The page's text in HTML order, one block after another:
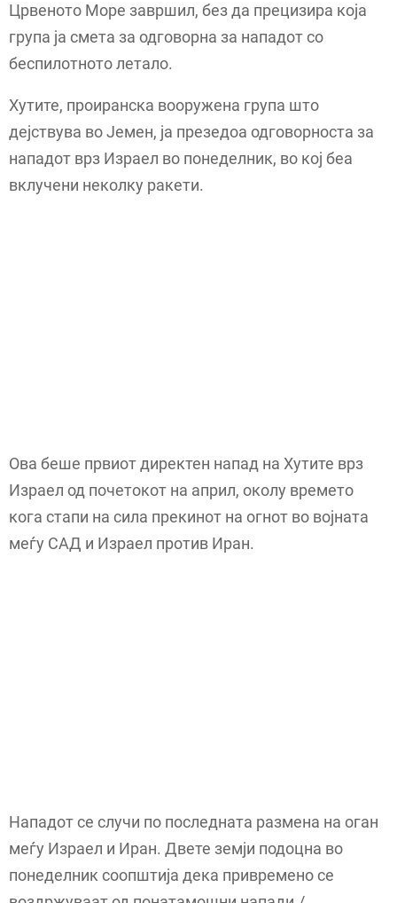
Црвеното Море завршил, без да прецизира која
група ја смета за одговорна за нападот со
беспилотното летало.
Хутите, проиранска вооружена група што
дејствува во Јемен, ја презедоа одговорноста за
нападот врз Израел во понеделник, во кој беа
вклучени неколку ракети.
Ова беше првиот директен напад на Хутите врз
Израел од почетокот на април, околу времето
кога стапи на сила прекинот на огнот во војната
меѓу САД и Израел против Иран.
Нападот се случи по последната размена на оган
меѓу Израел и Иран. Двете земји подоцна во
понеделник соопштија дека привремено се